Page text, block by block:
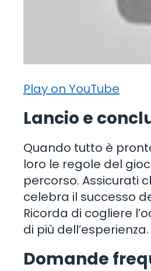
Play on YouTube
Lancio e
Quando tutto è
loro le regole del
percorso. Assicurati
celebra il successo
Ricorda di cogliere
di più dell’esperienza.
Domande